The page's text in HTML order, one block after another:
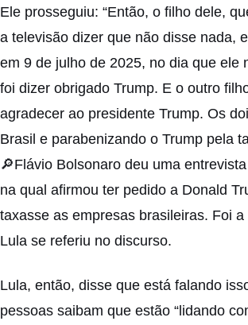
Ele prosseguiu: “Então, o filho dele,
a televisão dizer que não disse nada,
em 9 de julho de 2025, no dia que ele
foi dizer obrigado Trump. E o outro
agradecer ao presidente Trump. Os
Brasil e parabenizando o Trump pela
🔎Flávio Bolsonaro deu uma
na qual afirmou ter pedido a Donald
taxasse as empresas brasileiras. Foi
Lula se referiu no discurso.
Lula, então, disse que está falando
pessoas saibam que estão “lidando